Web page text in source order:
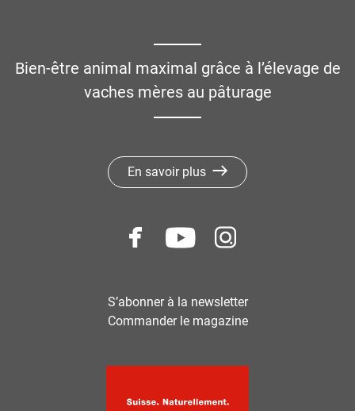
Bien-être animal maximal grâce à l’élevage de
vaches mères au pâturage
En savoir plus
S’abonner à la newsletter
Commander le magazine